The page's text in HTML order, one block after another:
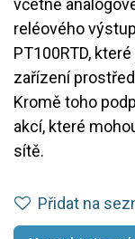
včetně
reléového
PT100RTD,
zařízení
Kromě toho
akcí, které
sítě.
Přidat na